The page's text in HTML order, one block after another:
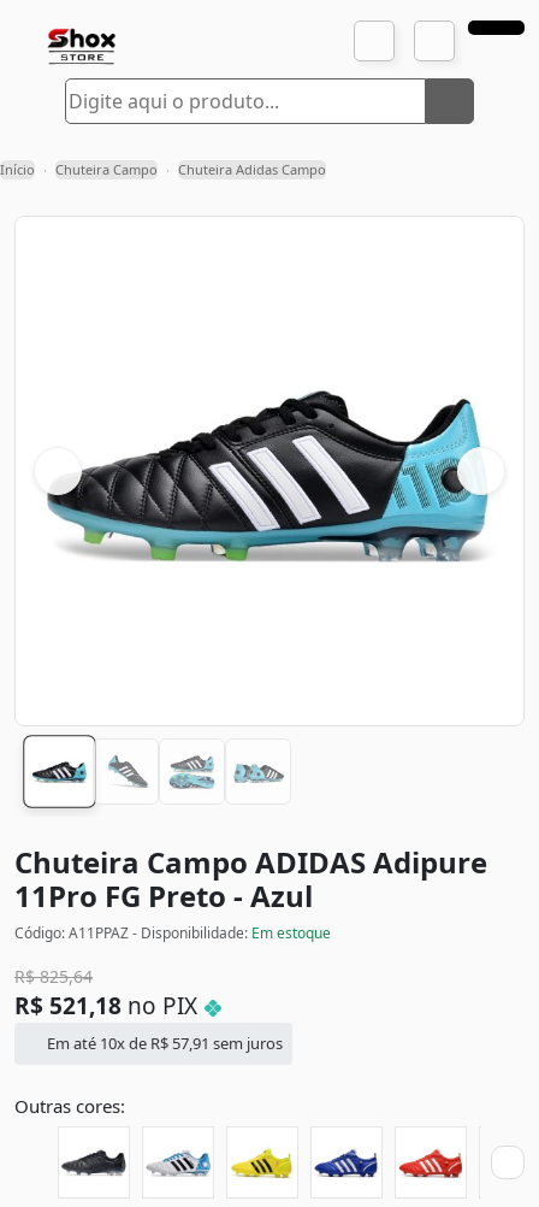
Início › Chuteira Campo › Chuteira Adidas Campo
Chuteira Campo ADIDAS Adipure
11Pro FG Preto - Azul
Código: A11PPAZ - Disponibilidade: Em estoque
R$825,64
R$ 521,18 no PIX
Em até 10x de R$ 57,91 sem juros
Outras cores: